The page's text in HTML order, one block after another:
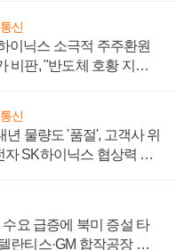
신
이닉스 소극적 주주환원
비판, "반도체 호황 지속
신
년 물량도 '품절', 고객사 위
자 SK하이닉스 협상력 더
요 급증에 북미 증설 타
란티스·GM 합작공장 건